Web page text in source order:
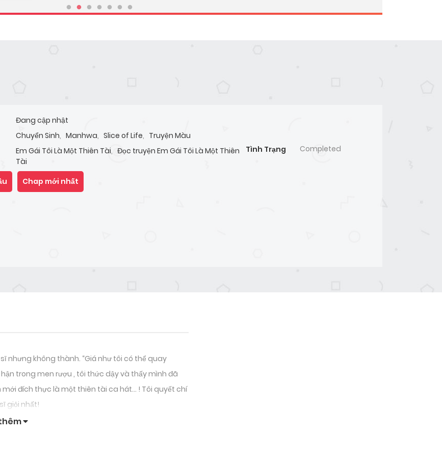
Đang cập nhật
Chuyển Sinh, Manhwa, Slice of Life, Truyện Màu
Em Gái Tôi Là Một Thiên Tài, Đọc truyện Em Gái Tôi Là Một Thiên
Tài
Tình Trạng Completed
Chap mới nhất
nhưng không thành. “Giá như tôi có thể quay
trong men rượu , tôi thức dậy và thấy mình đã
mới đích thực là một thiên tài ca hát… ! Tôi quyết chí
giỏi nhất!